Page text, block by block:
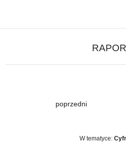
poprzedni
W tematyce: